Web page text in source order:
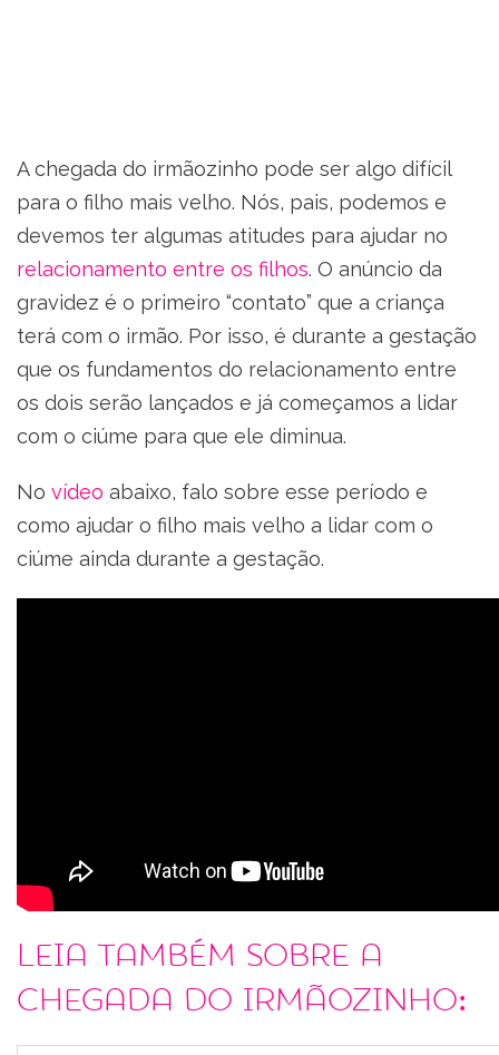
A chegada do irmãozinho pode ser algo difícil
para o filho mais velho. Nós, pais, podemos e
devemos ter algumas atitudes para ajudar no
relacionamento entre os filhos. O anúncio da
gravidez é o primeiro “contato” que a criança
terá com o irmão. Por isso, é durante a gestação
que os fundamentos do relacionamento entre
os dois serão lançados e já começamos a lidar
com o ciúme para que ele diminua.
No vídeo abaixo, falo sobre esse período e
como ajudar o filho mais velho a lidar com o
ciúme ainda durante a gestação.
Leia também sobre a
chegada do irmãozinho: